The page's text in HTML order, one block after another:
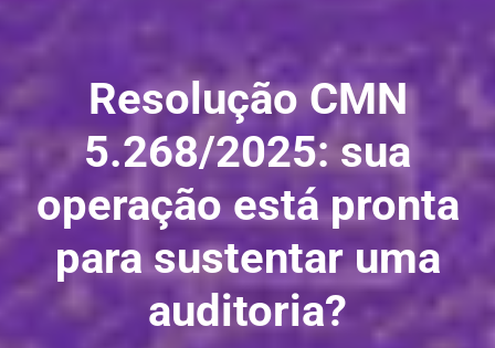
Resolução CMN
5.268/2025: sua
operação está pronta
para sustentar uma
auditoria?​​